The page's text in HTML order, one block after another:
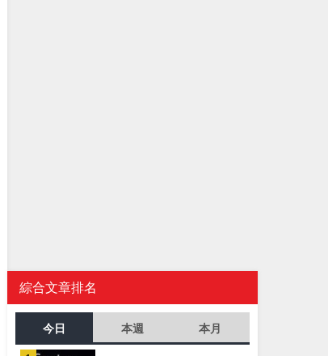
綜合文章排名
今日 本週 本月